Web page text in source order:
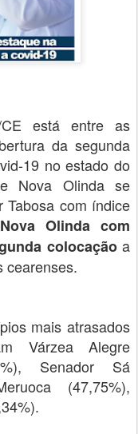
está entre as
da segunda
19 no estado do
Nova Olinda se
Tabosa com índice
Nova Olinda com
colocaçãoa
cearenses.
mais atrasados
Várzea Alegre
Senador Sá
(47,75%),